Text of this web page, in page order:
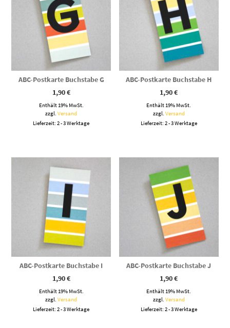
ABC-Postkarte Buchstabe G
1,90€
Enthält 19% MwSt.
zzgl.Versand
Lieferzeit: 2 - 3 Werktage
ABC-Postkarte Buchstabe H
1,90€
Enthält 19% MwSt.
zzgl. Versand
Lieferzeit: 2 - 3 Werktage
ABC-Postkarte Buchstabe I
1,90€
Enthält 19% MwSt.
zzgl.Versand
Lieferzeit: 2 - 3 Werktage
ABC-Postkarte Buchstabe J
1,90€
Enthält 19% MwSt.
zzgl. Versand
Lieferzeit: 2 - 3 Werktage